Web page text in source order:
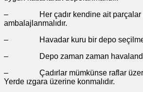
– Her çadır kendine ait parçalar
ambalajlanmalıdır.
– Havadar kuru bir depo
– Depo zaman zaman
– Çadırlar mümkünse raflar
Yerde ızgara üzerine konmalıdır.